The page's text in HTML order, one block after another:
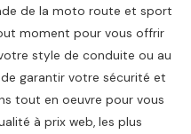
de la moto route et sport
moment pour vous offrir
style de conduite ou au
garantir votre sécurité et
tout en oeuvre pour vous
à prix web, les plus